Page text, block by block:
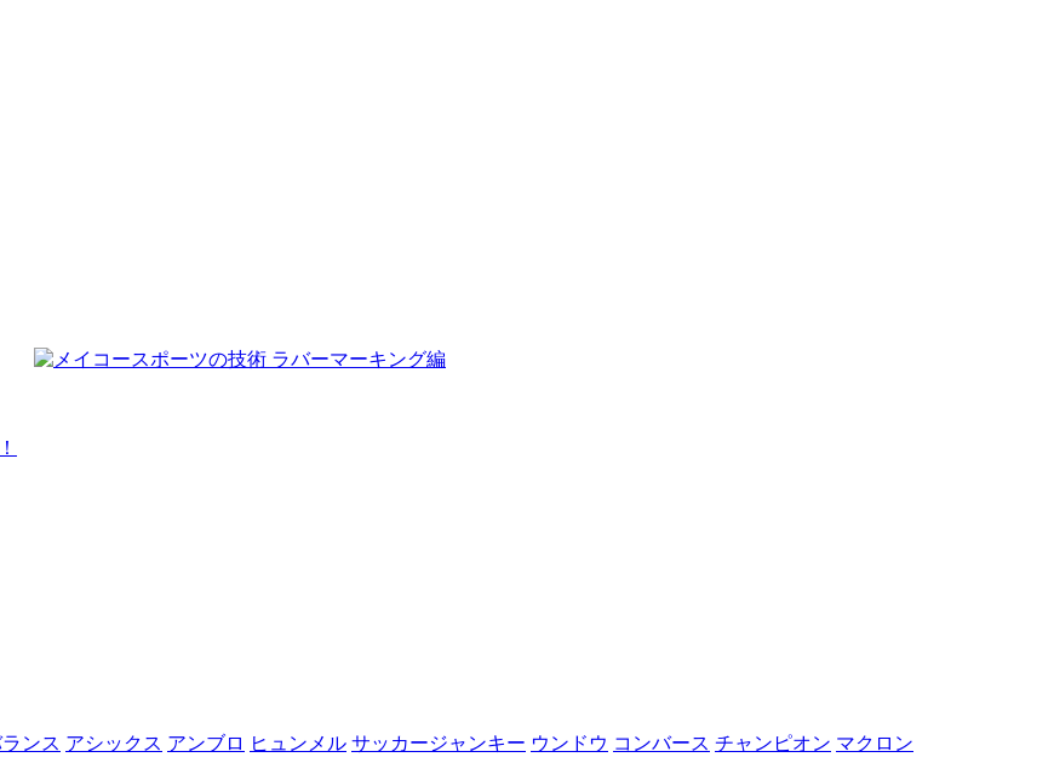
ンス アシックス アンブロ ヒュンメル サッカージャンキー ウンドウ コンバース チャンピオン マクロン